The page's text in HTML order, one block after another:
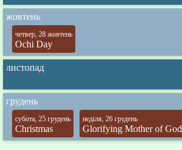
жовтень
четвер, 28 жовтень
Ochi Day
листопад
грудень
субота, 25 грудень
Christmas
неділя, 26 грудень
Glorifying Mother of God